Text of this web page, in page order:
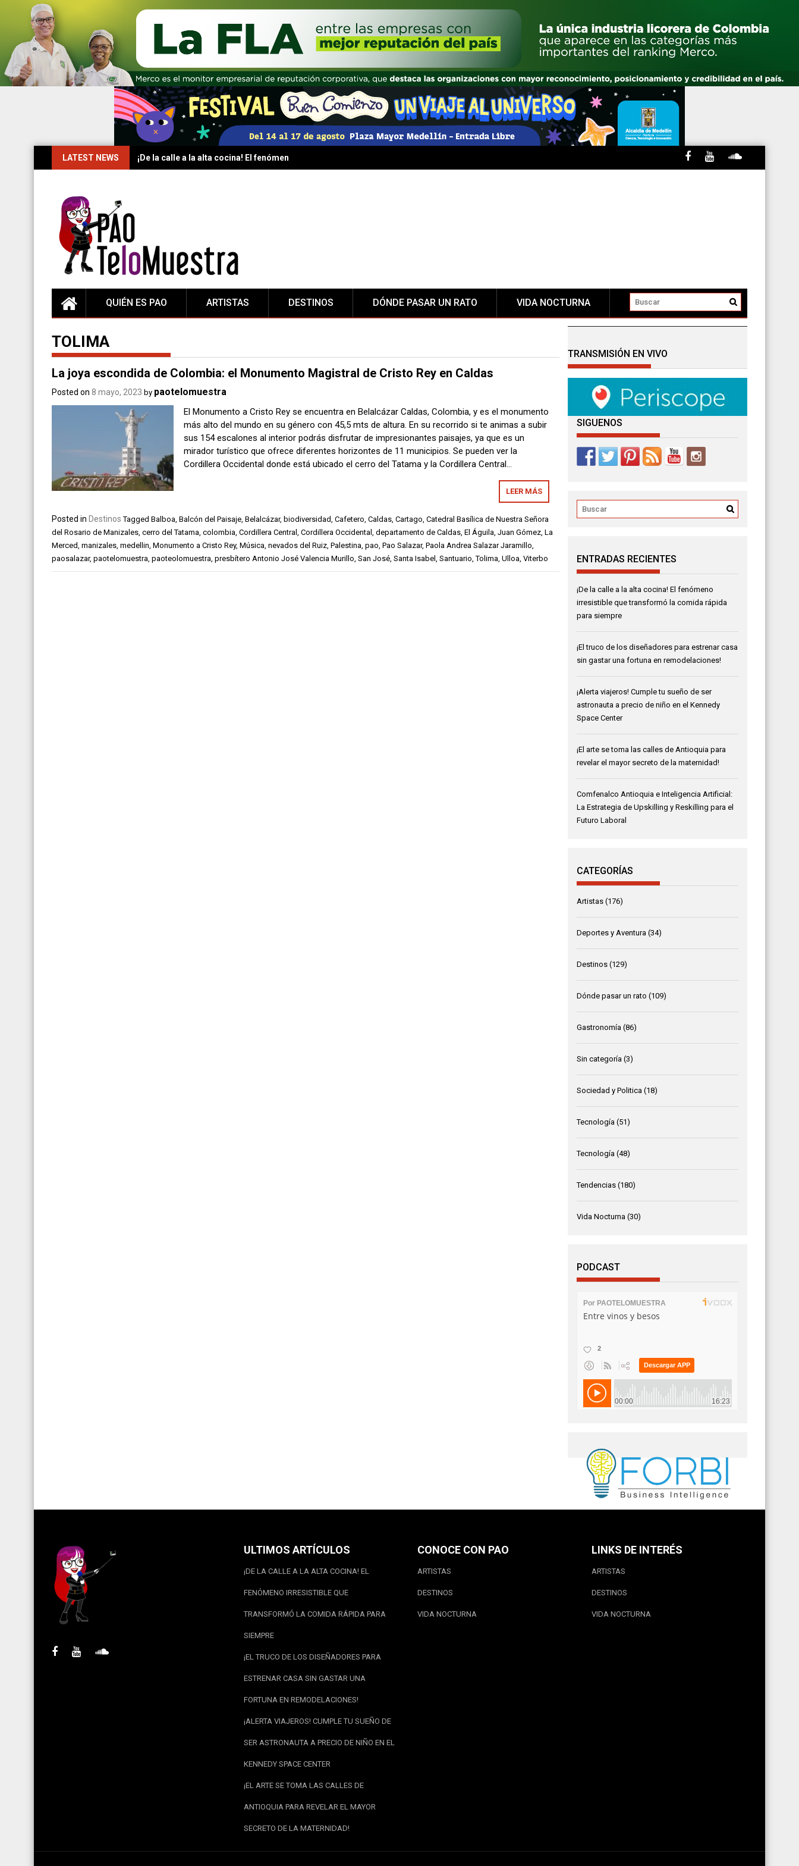
LATEST NEWS ¡De la calle a la alta cocina! El fenómeno irresistible que transformó la comida rápida para siempre
QUIÉN ES PAO ARTISTAS DESTINOS DÓNDE PASAR UN RATO VIDA NOCTURNA
TOLIMA
La joya escondida de Colombia: el Monumento Magistral de Cristo Rey en Caldas
Posted on 8 mayo, 2023 by paotelomuestra
El Monumento a Cristo Rey se encuentra en Belalcázar Caldas, Colombia, y es el monumento
más alto del mundo en su género con 45,5 mts de altura. En su recorrido si te animas a subir
sus 154 escalones al interior podrás disfrutar de impresionantes paisajes, ya que es un
mirador turístico que ofrece diferentes horizontes de 11 municipios. Se pueden ver la
Cordillera Occidental donde está ubicado el cerro del Tatama y la Cordillera Central…
LEER MÁS
Posted in Destinos Tagged Balboa, Balcón del Paisaje, Belalcázar, biodiversidad, Cafetero, Caldas, Cartago, Catedral Basílica de Nuestra Señora
del Rosario de Manizales, cerro del Tatama, colombia, Cordillera Central , Cordillera Occidental , departamento de Caldas, El Águila, Juan Gómez, La
Merced, manizales, medellin, Monumento a Cristo Rey, Música, nevados del Ruiz, Palestina, pao, Pao Salazar, Paola Andrea Salazar Jaramillo,
paosalazar, paotelomuestra, paoteolomuestra, presbítero Antonio José Valencia Murillo, San José, Santa Isabel , Santuario,Tolima, Ulloa, Viterbo
TRANSMISIÓN EN VIVO
SIGUENOS
ENTRADAS RECIENTES
¡De la calle a la alta cocina! El fenómeno
irresistible que transformó la comida rápida
para siempre
¡El truco de los diseñadores para estrenar casa
sin gastar una fortuna en remodelaciones!
¡Alerta viajeros! Cumple tu sueño de ser
astronauta a precio de niño en el Kennedy
Space Center
¡El arte se toma las calles de Antioquia para
revelar el mayor secreto de la maternidad!
Comfenalco Antioquia e Inteligencia Artificial:
La Estrategia de Upskilling y Reskilling para el
Futuro Laboral
CATEGORÍAS
Artistas (176)
Deportes y Aventura (34)
Destinos (129)
Dónde pasar un rato (109)
Gastronomía (86)
Sin categoría (3)
Sociedad y Politica (18)
Tecnología (51)
Tecnología (48)
Tendencias (180)
Vida Nocturna (30)
PODCAST
ULTIMOS ARTÍCULOS
¡DE LA CALLE A LA ALTA COCINA! EL
FENÓMENO IRRESISTIBLE QUE
TRANSFORMÓ LA COMIDA RÁPIDA PARA
SIEMPRE
¡EL TRUCO DE LOS DISEÑADORES PARA
ESTRENAR CASA SIN GASTAR UNA
FORTUNA EN REMODELACIONES!
¡ALERTA VIAJEROS! CUMPLE TU SUEÑO DE
SER ASTRONAUTA A PRECIO DE NIÑO EN EL
KENNEDY SPACE CENTER
¡EL ARTE SE TOMA LAS CALLES DE
ANTIOQUIA PARA REVELAR EL MAYOR
SECRETO DE LA MATERNIDAD!
CONOCE CON PAO
ARTISTAS
DESTINOS
VIDA NOCTURNA
LINKS DE INTERÉS
ARTISTAS
DESTINOS
VIDA NOCTURNA